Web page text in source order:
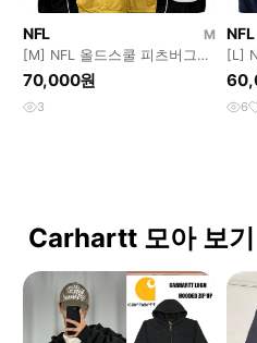
NFL
M
[M] NFL 올드스쿨 피츠버그스
틸러스 빅로고 반집업 풀오버
져지
70,000원
3
NFL
[L]
어
6
Carhartt 모아 보기